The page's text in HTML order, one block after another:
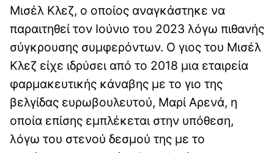
Μισέλ Κλεζ, ο οποίος αναγκάστηκε να
παραιτηθεί τον Ιούνιο του 2023 λόγω πιθανής
σύγκρουσης συμφερόντων. Ο γιος του Μισέλ
Κλεζ είχε ιδρύσει από το 2018 μια εταιρεία
φαρμακευτικής κάναβης με το γιο της
βελγίδας ευρωβουλευτού, Μαρί Αρενά, η
οποία επίσης εμπλέκεται στην υπόθεση,
λόγω του στενού δεσμού της με το